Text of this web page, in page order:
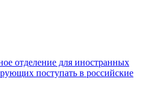
отделение для иностранных
поступать в российские